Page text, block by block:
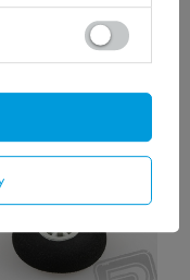
compare